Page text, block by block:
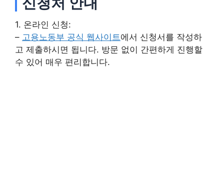
1. 온라인 신청:
– 고용노동부 공식 웹사이트 에서 신청서를 작성하
고 제출하시면 됩니다. 방문 없이 간편하게 진행할
수 있어 매우 편리합니다.